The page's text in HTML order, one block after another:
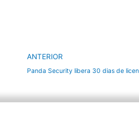
Anterior
ANTERIOR